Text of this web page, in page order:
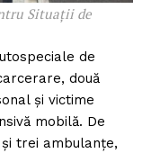
Situații de
de
două
şi victime
mobilă. De
trei ambulanţe,